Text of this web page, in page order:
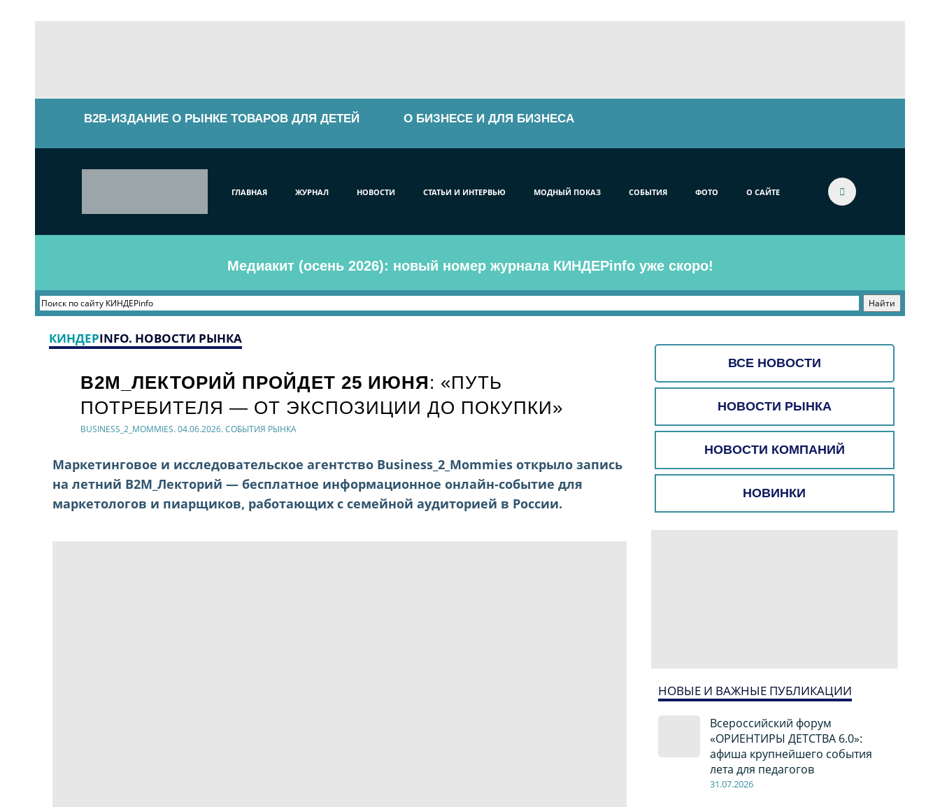
B2B-ИЗДАНИЕ О РЫНКЕ ТОВАРОВ ДЛЯ ДЕТЕЙ О БИЗНЕСЕ И ДЛЯ БИЗНЕСА
ГЛАВНАЯ ЖУРНАЛ НОВОСТИ СТАТЬИ И ИНТЕРВЬЮ МОДНЫЙ ПОКАЗ СОБЫТИЯ ФОТО О САЙТЕ
Медиакит (осень 2026): новый номер журнала КИНДЕРinfo уже скоро!
ВСЕ НОВОСТИ
НОВОСТИ РЫНКА
НОВОСТИ КОМПАНИЙ
НОВИНКИ
НОВЫЕ И ВАЖНЫЕ ПУБЛИКАЦИИ
Всероссийский форум
«ОРИЕНТИРЫ ДЕТСТВА 6.0»:
афиша крупнейшего события
лета для педагогов
31.07.2026
КИНДЕРINFO. НОВОСТИ РЫНКА
B2M_ЛЕКТОРИЙ ПРОЙДЕТ 25 ИЮНЯ: «ПУТЬ
ПОТРЕБИТЕЛЯ — ОТ ЭКСПОЗИЦИИ ДО ПОКУПКИ»
BUSINESS_2_MOMMIES. 04.06.2026. СОБЫТИЯ РЫНКА
Маркетинговое и исследовательское агентство Business_2_Mommies открыло запись
на летний B2M_Лекторий — бесплатное информационное онлайн-событие для
маркетологов и пиарщиков, работающих с семейной аудиторией в России.